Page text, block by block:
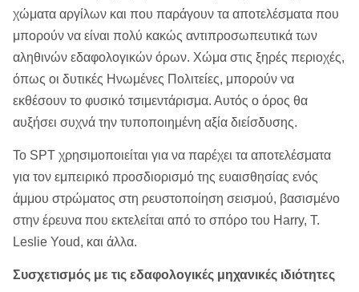
χώματα αργίλων και που παράγουν τα αποτελέσματα που
μπορούν να είναι πολύ κακώς αντιπροσωπευτικά των
αληθινών εδαφολογικών όρων. Χώμα στις ξηρές περιοχές,
όπως οι δυτικές Ηνωμένες Πολιτείες, μπορούν να
εκθέσουν το φυσικό τσιμεντάρισμα. Αυτός ο όρος θα
αυξήσει συχνά την τυποποιημένη αξία διείσδυσης.
Το SPT χρησιμοποιείται για να παρέχει τα αποτελέσματα
για τον εμπειρικό προσδιορισμό της ευαισθησίας ενός
άμμου στρώματος στη ρευστοποίηση σεισμού, βασισμένο
στην έρευνα που εκτελείται από το σπόρο του Harry, Τ.
Leslie Youd, και άλλα.
Συσχετισμός με τις εδαφολογικές μηχανικές ιδιότητες